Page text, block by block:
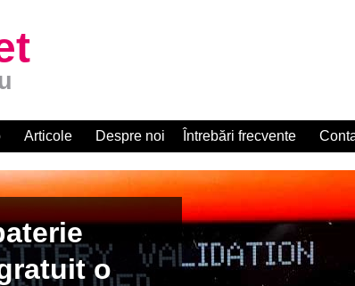
Articole Despre noi Întrebări frecvente
la